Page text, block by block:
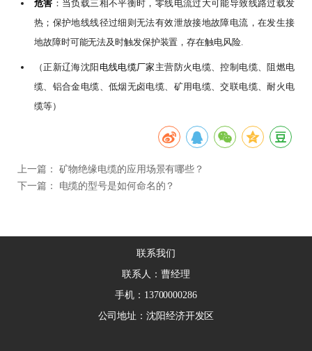
危害 ：当负载三相不平衡时，零线电流过大可能导致线路过载发
热；保护地线线径过细则无法有效泄放接地故障电流，在发生接
地故障时可能无法及时触发保护装置，存在触电风险.
（正新辽海沈阳 电线电缆厂家 主营防火电缆、控制电缆、阻燃电
缆、铝合金电缆、低烟无卤电缆、矿用电缆、交联电缆、耐火电
缆等）
上一篇： 矿物绝缘电缆的应用场景有哪些？
下一篇： 电缆的型号是如何命名的？
联系我们
联系人：曹经理
手机：13700000286
公司地址：沈阳经济开发区